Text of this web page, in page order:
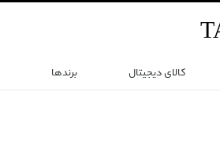
کالای دیجیتال برندها